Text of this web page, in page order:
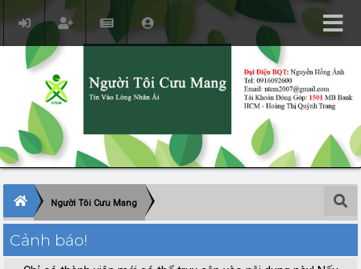
Người Tôi Cưu Mang
Cảnh báo!